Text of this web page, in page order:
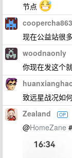
节点
coopercha863
现在公益站很
woodnaonly
你现在发这个
致远星战况如何
Zealand OP
@HomeZane